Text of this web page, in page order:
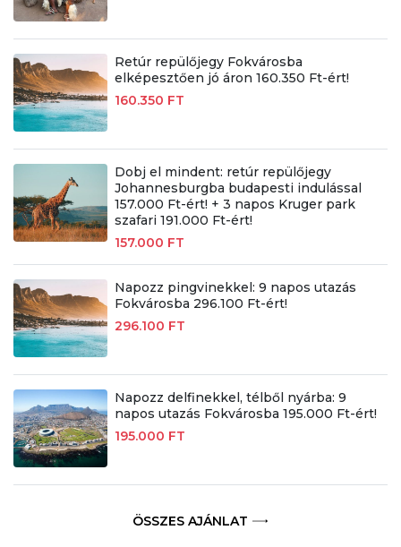
Retúr repülőjegy Fokvárosba
elképesztően jó áron 160.350 Ft-ért!
160.350 FT
Dobj el mindent: retúr repülőjegy
Johannesburgba budapesti indulással
157.000 Ft-ért! + 3 napos Kruger park
szafari 191.000 Ft-ért!
157.000 FT
Napozz pingvinekkel: 9 napos utazás
Fokvárosba 296.100 Ft-ért!
296.100 FT
Napozz delfinekkel, télből nyárba: 9
napos utazás Fokvárosba 195.000 Ft-ért!
195.000 FT
ÖSSZES AJÁNLAT